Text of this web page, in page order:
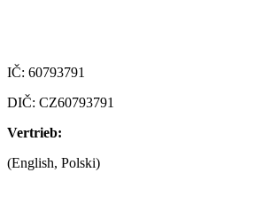
IČ: 60793791
DIČ: CZ60793791
Vertrieb:
(English, Polski)